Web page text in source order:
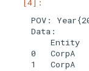
POV:
Data:
Entity
0   CorpA
1   CorpA